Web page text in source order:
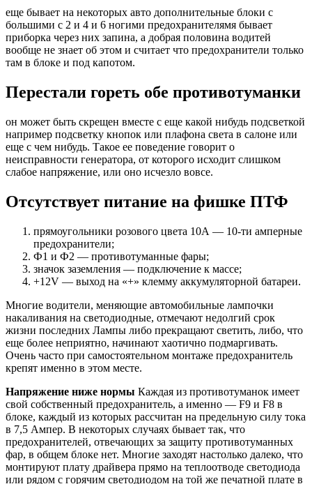
еще бывает на некоторых авто дополнительные блоки с
большими с 2 и 4 и 6 ногими предохранителямя бывает
приборка через них запина, а добрая половина водитей
вообще не знает об этом и считает что предохранители только
там в блоке и под капотом.
Перестали гореть обе противотуманки
он может быть скрещен вместе с еще какой нибудь подсветкой
например подсветку кнопок или плафона света в салоне или
еще с чем нибудь. Такое ее поведение говорит о
неисправности генератора, от которого исходит слишком
слабое напряжение, или оно исчезло вовсе.
Отсутствует питание на фишке ПТФ
прямоугольники розового цвета 10А — 10-ти амперные
предохранители;
Ф1 и Ф2 — противотуманные фары;
значок заземления — подключение к массе;
+12V — выход на «+» клемму аккумуляторной батареи.
Многие водители, меняющие автомобильные лампочки
накаливания на светодиодные, отмечают недолгий срок
жизни последних Лампы либо прекращают светить, либо, что
еще более неприятно, начинают хаотично подмаргивать.
Очень часто при самостоятельном монтаже предохранитель
крепят именно в этом месте.
Напряжение ниже нормы Каждая из противотуманок имеет
свой собственный предохранитель, а именно — F9 и F8 в
блоке, каждый из которых рассчитан на предельную силу тока
в 7,5 Ампер. В некоторых случаях бывает так, что
предохранителей, отвечающих за защиту противотуманных
фар, в общем блоке нет. Многие заходят настолько далеко, что
монтируют плату драйвера прямо на теплоотводе светодиода
или рядом с горячим светодиодом на той же печатной плате в